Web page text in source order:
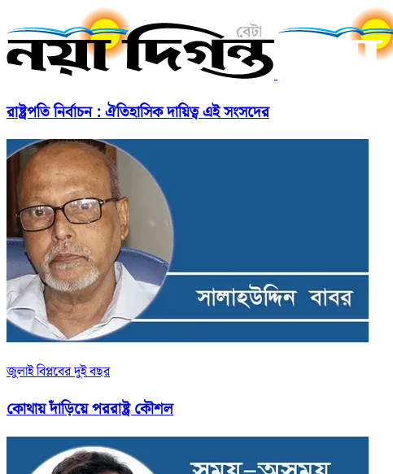
রাষ্ট্রপতি নির্বাচন : ঐতিহাসিক দায়িত্ব এই সংসদের
জুলাই বিপ্লবের দুই বছর
কোথায় দাঁড়িয়ে পররাষ্ট্র কৌশল